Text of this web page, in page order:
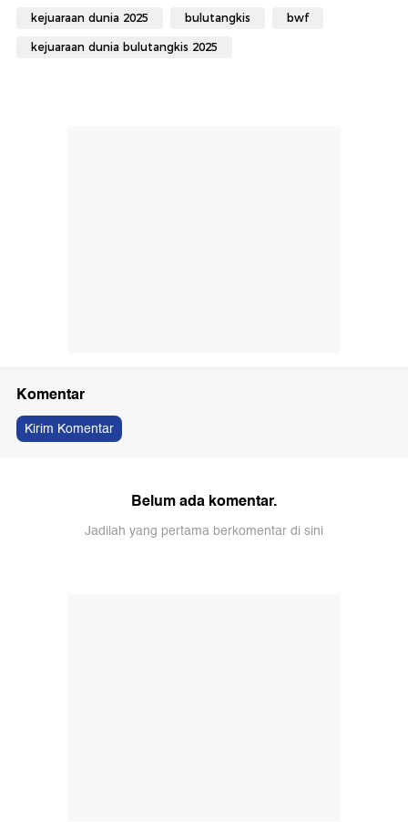
kejuaraan dunia 2025 bulutangkis bwf
kejuaraan dunia bulutangkis 2025
Komentar
Kirim Komentar
Belum ada komentar.
Jadilah yang pertama berkomentar di sini